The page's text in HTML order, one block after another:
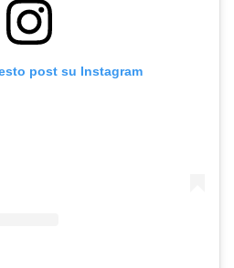
post su Instagram